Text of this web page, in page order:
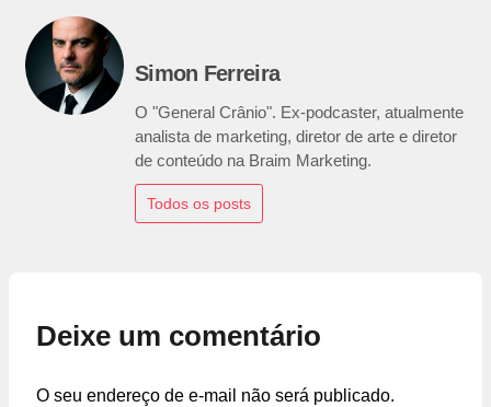
Simon Ferreira
O "General Crânio". Ex-podcaster, atualmente
analista de marketing, diretor de arte e diretor
de conteúdo na Braim Marketing.
Todos os posts
Deixe um comentário
O seu endereço de e-mail não será publicado.